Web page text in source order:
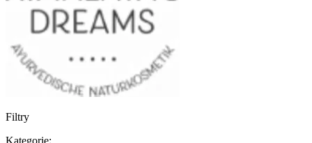
Filtry
Kategorie: